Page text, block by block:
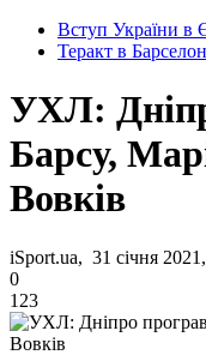
Вступ України в
Теракт в
УХЛ:
Барсу,
Вовків
iSport.ua, 31 січня
0
123